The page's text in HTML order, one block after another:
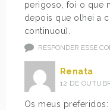
perigoso, foi o que
depois que olhei a
continuou).
RESPONDER ESSE
Renata
12 DE
Os meus